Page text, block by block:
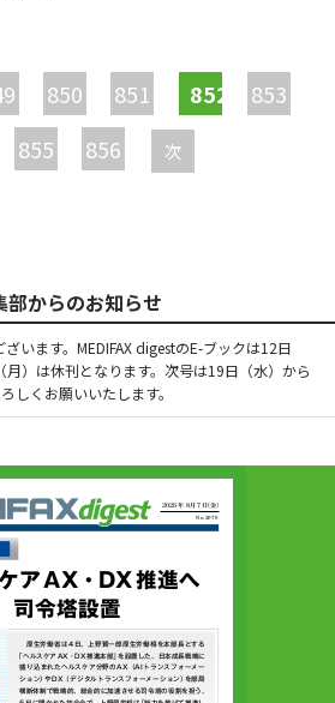
850 851 852
853
855 856 次
部からのお知らせ
います。MEDIFAX digestのE-ブックは12日
月）は休刊となります。次号は19日（水）から
しくお願いいたします。